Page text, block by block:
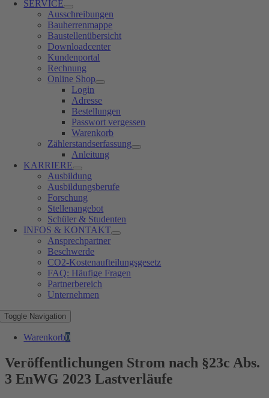
SERVICE
Ausschreibungen
Bauherrenmappe
Baustellenübersicht
Downloadcenter
Kundenportal
Rechnung
Online Shop
Login
Adresse
Bestellungen
Passwort vergessen
Warenkorb
Zählerstandserfassung
Anleitung
KARRIERE
Ausbildung
Ausbildungsberufe
Forschung
Stellenangebot
Schüler & Studenten
INFOS & KONTAKT
Ansprechpartner
Beschwerde
CO2-Kostenaufteilungsgesetz
FAQ: Häufige Fragen
Partnerbereich
Unternehmen
Toggle Navigation
Warenkorb0
Veröffentlichungen Strom nach §23c Abs.
3 EnWG 2023 Lastverläufe